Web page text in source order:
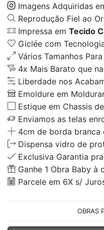
Imagens Adquiridas
Reprodução Fiel ao
Impressa em Tecido
Giclée com
Vários Tamanhos
4x Mais Barato que
Liberdade nos
Emoldure em
Estique em Chassis
Enviamos as telas
4cm de borda branca
Dispensa vidro de
Exclusiva Garantia
Ganhe 1 Obra Baby à
Parcele em 6X s/
OBRAS